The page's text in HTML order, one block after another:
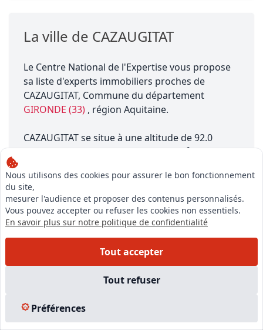
La ville de CAZAUGITAT
Le Centre National de l'Expertise vous propose
sa liste d'experts immobiliers proches de
CAZAUGITAT, Commune du département
GIRONDE (33) , région Aquitaine.
CAZAUGITAT se situe à une altitude de 92.0
mètres, a une superficie de 14.43 km², porte le
d'environ 300 habitants.
Nous utilisons des cookies pour assurer le bon fonctionnement
du site,
mesurer l'audience et proposer des contenus personnalisés.
Vous pouvez accepter ou refuser les cookies non essentiels.
En savoir plus sur notre politique de confidentialité
Tout accepter
Tout refuser
Préférences
Notre équipe est à votre écoute pour vous accompagner dans
du financement de votre formation à la création de votre
entreprise